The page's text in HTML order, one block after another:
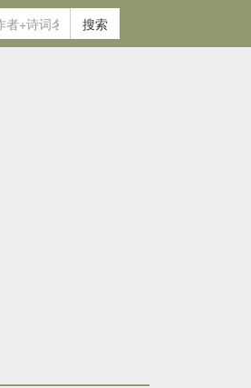
搜索